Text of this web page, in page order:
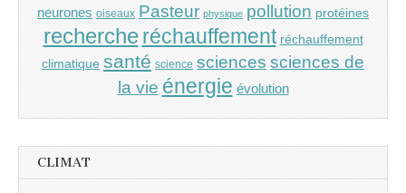
neurones oiseaux Pasteur physique pollution protéines
recherche réchauffement réchauffement
climatique santé science sciences sciences de
la vie énergie évolution
CLIMAT